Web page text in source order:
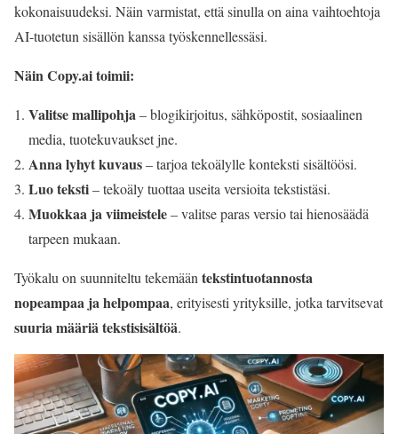
kokonaisuudeksi. Näin varmistat, että sinulla on aina vaihtoehtoja
AI-tuotetun sisällön kanssa työskennellessäsi.
Näin Copy.ai toimii:
Valitse mallipohja– blogikirjoitus, sähköpostit, sosiaalinen
media, tuotekuvaukset jne.
Anna lyhyt kuvaus– tarjoa tekoälylle konteksti sisältöösi.
Luo teksti– tekoäly tuottaa useita versioita tekstistäsi.
Muokkaa ja viimeistele– valitse paras versio tai hienosäädä
tarpeen mukaan.
Työkalu on suunniteltu tekemään tekstintuotannosta
nopeampaa ja helpompaa, erityisesti yrityksille, jotka tarvitsevat
suuria määriä tekstisisältöä.